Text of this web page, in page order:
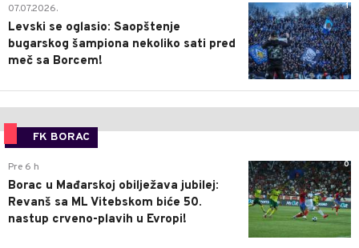
1
07.07.2026.
Levski se oglasio: Saopštenje
bugarskog šampiona nekoliko sati pred
meč sa Borcem!
FK BORAC
0
Pre 6 h
Borac u Mađarskoj obilježava jubilej:
Revanš sa ML Vitebskom biće 50.
nastup crveno-plavih u Evropi!